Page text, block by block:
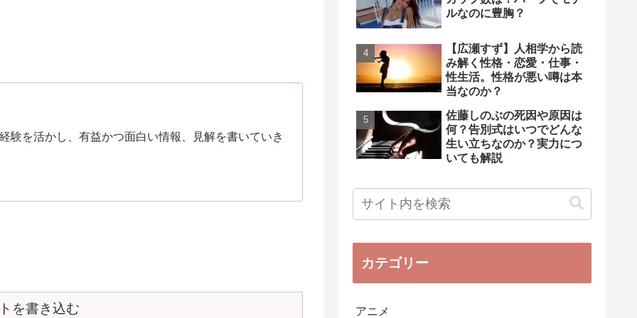
験を活かし、有益かつ面白い情報、見解を書いていき
を書き込む
ルなのに豊胸？
【広瀬すず】人相学から読
み解く性格・恋愛・仕事・
性生活。性格が悪い噂は本
当なのか？
佐藤しのぶの死因や原因は
何？告別式はいつでどんな
生い立ちなのか？実力につ
いても解説
カテゴリー
アニメ